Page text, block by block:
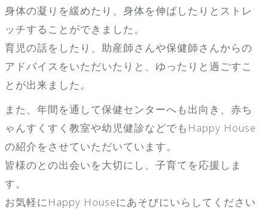
身体の凝りを緩めたり、身体を伸ばしたりとストレ
ッチすることができました。
育児の話をしたり、助産師さんや保健師さんからの
アドバイスをいただいたりと、ゆったりと過ごすこ
とが出来ました。
また、年間を通して保健センターへも出向き、赤ち
ゃんすくすく教室や幼児健診などでもHappy House
の紹介をさせていただいています。
皆様のとの出会いを大切にし、子育てを応援しま
す。
お気軽にHappy Houseにあそびにいらしてください